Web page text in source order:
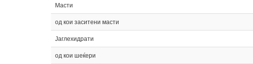
Масти
од кои заситени масти
Јаглехидрати
од кои шеќери